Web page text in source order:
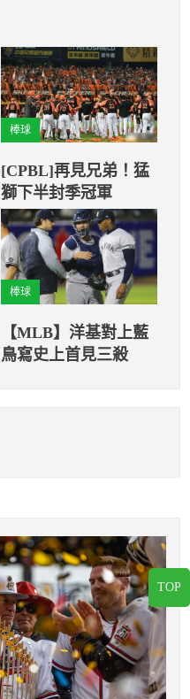
棒球
[CPBL]再見兄弟！猛
獅下半封季冠軍
棒球
【MLB】洋基對上藍
鳥寫史上首見三殺
TOP